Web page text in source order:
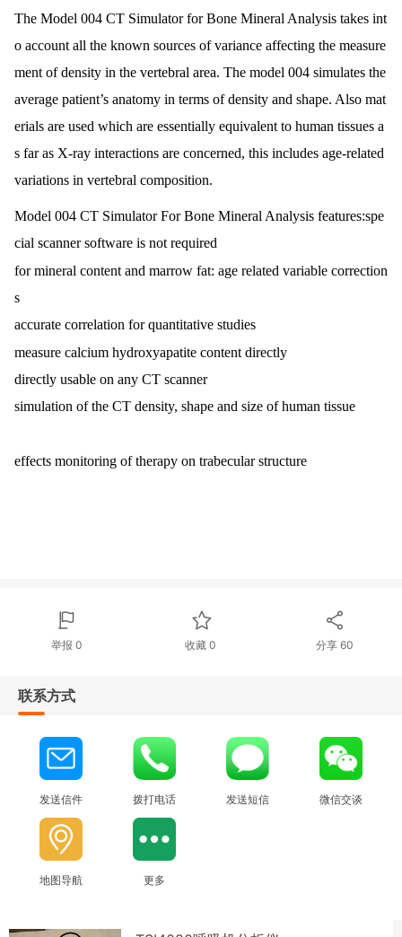
The Model 004 CT Simulator for Bone Mineral Analysis takes int
o account all the known sources of variance affecting the measure
ment of density in the vertebral area. The model 004 simulates the
average patient’s anatomy in terms of density and shape. Also mat
erials are used which are essentially equivalent to human tissues a
s far as X-ray interactions are concerned, this includes age-related
variations in vertebral composition.
Model 004 CT Simulator For Bone Mineral Analysis features:spe
cial scanner software is not required
for mineral content and marrow fat: age related variable correction
s
accurate correlation for quantitative studies
measure calcium hydroxyapatite content directly
directly usable on any CT scanner
simulation of the CT density, shape and size of human tissue
effects monitoring of therapy on trabecular structure
举报 0 收藏 0 分享60
联系方式
发送信件 拨打电话 发送短信 微信交谈
地图导航 更多